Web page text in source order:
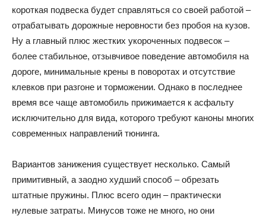
короткая подвеска будет справляться со своей работой –
отрабатывать дорожные неровности без пробоя на кузов.
Ну а главный плюс жестких укороченных подвесок –
более стабильное, отзывчивое поведение автомобиля на
дороге, минимальные крены в поворотах и отсутствие
клевков при разгоне и торможении. Однако в последнее
время все чаще автомобиль прижимается к асфальту
исключительно для вида, которого требуют каноны многих
современных направлений тюнинга.
Вариантов занижения существует несколько. Самый
примитивный, а заодно худший способ – обрезать
штатные пружины. Плюс всего один – практически
нулевые затраты. Минусов тоже не много, но они